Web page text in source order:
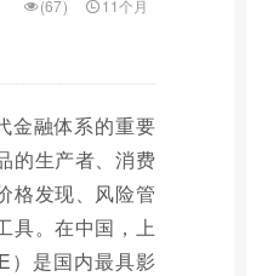
(67)
11个月
金融体系的重要
的生产者、消费
格发现、风险管
具。在中国，上
）是国内最具影